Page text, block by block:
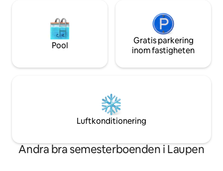
Pool
Gratis parkering
inom fastigheten
Luftkonditionering
Andra bra semesterboenden i Laupen